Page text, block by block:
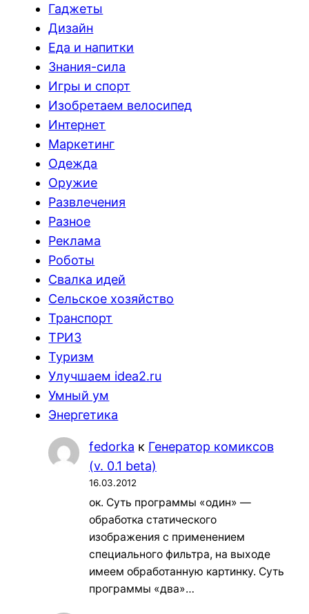
Гаджеты
Дизайн
Еда и напитки
Знания-сила
Игры и спорт
Изобретаем велосипед
Интернет
Маркетинг
Одежда
Оружие
Развлечения
Разное
Реклама
Роботы
Свалка идей
Сельское хозяйство
Транспорт
ТРИЗ
Туризм
Улучшаем idea2.ru
Умный ум
Энергетика
fedorka к Генератор комиксов
(v. 0.1 beta)
16.03.2012
ок. Суть программы «один» —
обработка статического
изображения с применением
специального фильтра, на выходе
имеем обработанную картинку. Суть
программы «два»…